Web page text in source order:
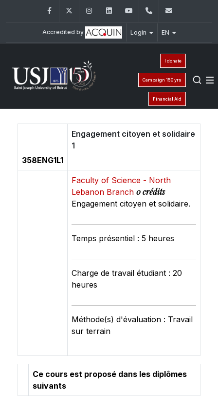
FacebookTwitter InstagramLinkedInYouTube+961 (1) 421 368
Accredited by Login EN
I donate
Campaign 150 yrs
Financial Aid
358ENG1L1
Engagement citoyen et solidaire
1
Faculty of Science - North
Lebanon Branch 0 crédits
Engagement citoyen et solidaire.
Temps présentiel : 5 heures
Charge de travail étudiant : 20
heures
Méthode(s) d'évaluation : Travail
sur terrain
Ce cours est proposé dans les diplômes
suivants